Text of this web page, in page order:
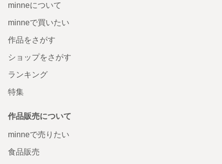
minneについて
minneで買いたい
作品をさがす
ショップをさがす
ランキング
特集
作品販売について
minneで売りたい
食品販売